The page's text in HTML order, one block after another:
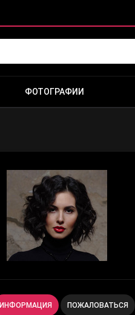
ФОТОГРАФИИ
ИНФОРМАЦИЯ ПОЖАЛОВАТЬСЯ